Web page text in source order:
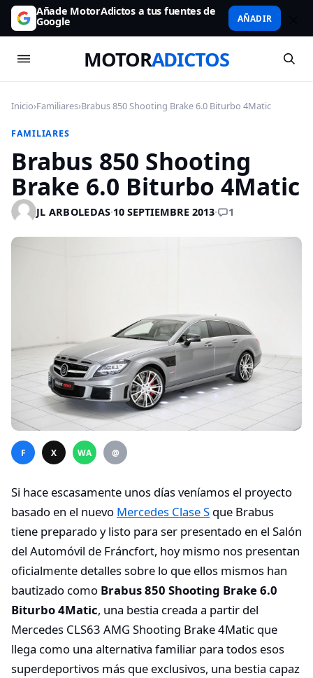
Añade MotorAdictos a tus fuentes de
Google AÑADIR
MOTORADICTOS
Inicio›Familiares›Brabus 850 Shooting Brake 6.0 Biturbo 4Matic
FAMILIARES
Brabus 850 Shooting
Brake 6.0 Biturbo 4Matic
JL ARBOLEDAS·10 SEPTIEMBRE 2013· 1
F X WA @
Si hace escasamente unos días veníamos el proyecto
basado en el nuevo Mercedes Clase S que Brabus
tiene preparado y listo para ser presentado en el Salón
del Automóvil de Fráncfort, hoy mismo nos presentan
oficialmente detalles sobre lo que ellos mismos han
bautizado como Brabus 850 Shooting Brake 6.0
Biturbo 4Matic, una bestia creada a partir del
Mercedes CLS63 AMG Shooting Brake 4Matic que
llega como una alternativa familiar para todos esos
superdeportivos más que exclusivos, una bestia capaz